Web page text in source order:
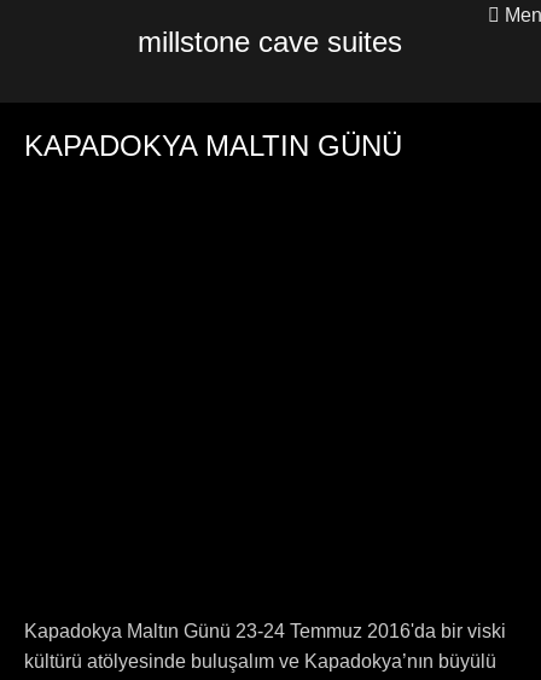
millstone cave suites
KAPADOKYA MALTIN GÜNÜ
Kapadokya Maltın Günü 23-24 Temmuz 2016'da bir viski
kültürü atölyesinde buluşalım ve Kapadokya’nın büyülü